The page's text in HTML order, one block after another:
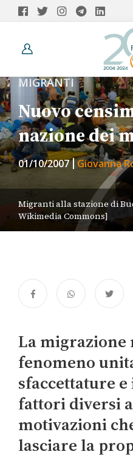
MIGRANTI
Nuovo
nazione dei
01/10/2007 Giovanna
Migranti alla stazione di
Wikimedia Commons]
La migrazione
fenomeno
sfaccettature
fattori diversi
motivazioni
lasciare la